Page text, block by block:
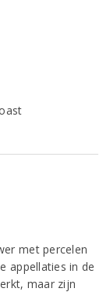
met percelen
appellaties in de
maar zijn